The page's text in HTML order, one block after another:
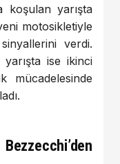
koşulan yarışta
motosikletiyle
verdi.
ise ikinci
mücadelesinde